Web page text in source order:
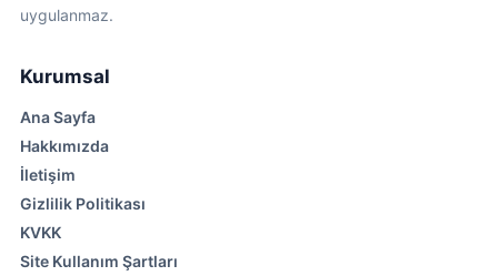
uygulanmaz.
Kurumsal
Ana Sayfa
Hakkımızda
İletişim
Gizlilik Politikası
KVKK
Site Kullanım Şartları